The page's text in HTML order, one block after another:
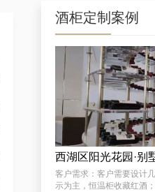
酒柜定制案例
客户需求：客户需要设计
示为主，恒温柜收藏红酒